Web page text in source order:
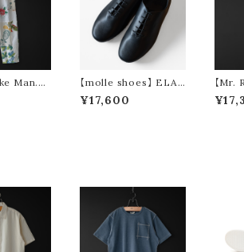
Man.】
cloth re
①
【molle shoes】 ELAS
TICCORD JAZZ
¥17,600
【Mr.
used